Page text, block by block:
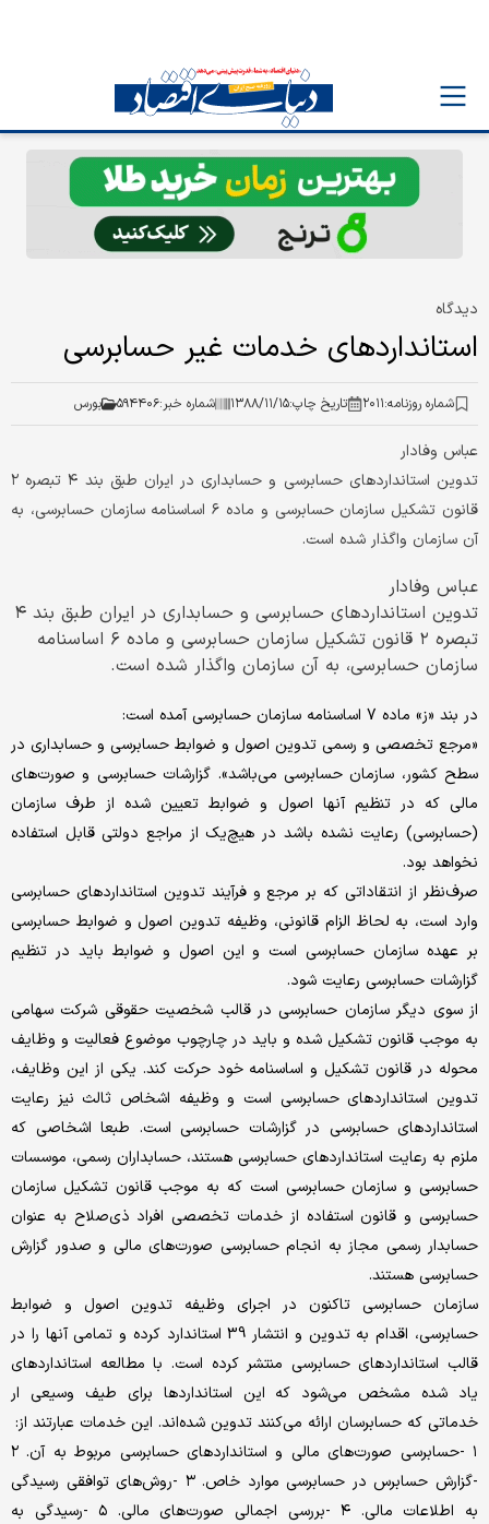
دیدگاه
استانداردهای خدمات غیر حسابرسی
شماره روزنامه:۲۰۱۱ تاریخ چاپ:۱۳۸۸/۱۱/۱۵ شماره خبر:۵۹۴۴۰۶ بورس
عباس وفادار
تدوین استانداردهای حسابرسی و حسابداری در ایران طبق بند ۴ تبصره ۲
قانون تشکیل سازمان حسابرسی و ماده ۶ اساسنامه سازمان حسابرسی، به
آن سازمان واگذار شده است.
عباس وفادار
تدوین استانداردهای حسابرسی و حسابداری در ایران طبق بند ۴
تبصره ۲ قانون تشکیل سازمان حسابرسی و ماده ۶ اساسنامه
سازمان حسابرسی، به آن سازمان واگذار شده است.
در بند «ز» ماده 7 اساسنامه سازمان حسابرسی آمده است:
«مرجع تخصصی و رسمی تدوین اصول و ضوابط حسابرسی و حسابداری در
سطح کشور، سازمان حسابرسی می‌باشد»‍‍‍. گزارشات حسابرسی و صورت‌های
مالی که در تنظیم آنها اصول و ضوابط تعیین شده از طرف سازمان
(حسابرسی) رعایت نشده باشد در هیچ‌یک از مراجع دولتی قابل استفاده
نخواهد بود.
صرف‌نظر از انتقاداتی که بر مرجع و فرآیند تدوین استانداردهای حسابرسی
وارد است، به لحاظ الزام قانونی، وظیفه تدوین اصول و ضوابط حسابرسی
بر عهده سازمان حسابرسی است و این اصول و ضوابط باید در تنظیم
گزارشات حسابرسی رعایت شود.
از سوی دیگر سازمان حسابرسی در قالب شخصیت حقوقی شرکت سهامی
به موجب قانون تشکیل شده و ‌باید در چارچوب موضوع فعالیت و وظایف
محوله در قانون تشکیل و اساسنامه خود حرکت کند. یکی از این وظایف،
تدوین استانداردهای حسابرسی است و وظیفه اشخاص ثالث نیز رعایت
استانداردهای حسابرسی در گزارشات حسابرسی است. طبعا اشخاصی که
ملزم به رعایت استانداردهای حسابرسی هستند، حسابداران رسمی، موسسات
حسابرسی و سازمان حسابرسی است که به موجب قانون تشکیل سازمان
حسابرسی و قانون استفاده از خدمات تخصصی افراد ذی‌صلاح به عنوان
حسابدار رسمی مجاز به انجام حسابرسی صورت‌های مالی و صدور گزارش
حسابرسی هستند.
سازمان حسابرسی تاکنون در اجرای وظیفه تدوین اصول و ضوابط
حسابرسی، اقدام به تدوین و انتشار 39 استاندارد کرده و تمامی آنها را در
قالب استانداردهای حسابرسی منتشر کرده است. با مطالعه استانداردهای
یاد شده مشخص می‌شود که این استانداردها برای طیف وسیعی ار
خدماتی که حسابرسان ارائه می‌کنند تدوین شده‌اند. این خدمات عبارتند از:
۱ -حسابرسی صورت‌های مالی و استانداردهای حسابرسی مربوط به آن. ۲
-گزارش حسابرس در حسابرسی موارد خاص. ۳ -روش‌های توافقی رسیدگی
به اطلاعات مالی. ۴ -بررسی اجمالی صورت‌های مالی. ۵ -رسیدگی به